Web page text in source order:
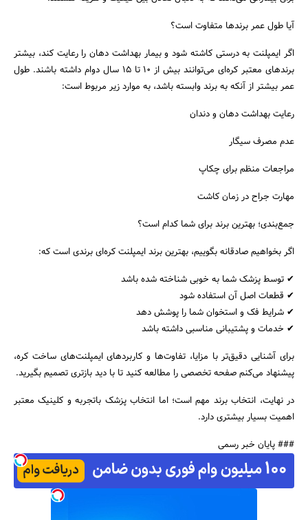
آیا طول عمر برندها متفاوت است؟
اگر ایمپلنت به درستی کاشته شود و بیمار بهداشت دهان را رعایت کند، بیشتر
برندهای معتبر کره‌ای می‌توانند بیش از ۱۰ تا ۱۵ سال دوام داشته باشند. طول
عمر بیشتر از آنکه به برند وابسته باشد، به موارد زیر مربوط است:
رعایت بهداشت دهان و دندان
عدم مصرف سیگار
مراجعات منظم برای چکاپ
مهارت جراح در زمان کاشت
جمع‌بندی؛ بهترین برند برای شما کدام است؟
اگر بخواهیم صادقانه بگوییم، بهترین برند ایمپلنت کره‌ای برندی است که:
✔ توسط پزشک شما به خوبی شناخته شده باشد
✔ قطعات اصل آن استفاده شود
✔ شرایط فک و استخوان شما را پوشش دهد
✔ خدمات و پشتیبانی مناسبی داشته باشد
برای آشنایی دقیق‌تر با مزایا، تفاوت‌ها و کاربردهای ایمپلنت‌های ساخت کره،
پیشنهاد می‌کنم صفحه تخصصی را مطالعه کنید تا با دید بازتری تصمیم بگیرید.
در نهایت، انتخاب برند مهم است؛ اما انتخاب پزشک باتجربه و کلینیک معتبر
اهمیت بسیار بیشتری دارد.
### پایان خبر رسمی